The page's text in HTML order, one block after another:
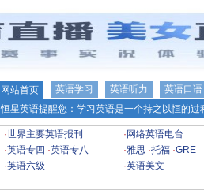
网站首页 英语学习 英语听力
英语口语
恒星英语提醒您：学习英语是一个持之以恒的
·世界主要英语报刊 · 网络英语电台
·英语专四 ·英语专八 ·雅思 ·托福 ·GRE
·英语六级 ·英语美文